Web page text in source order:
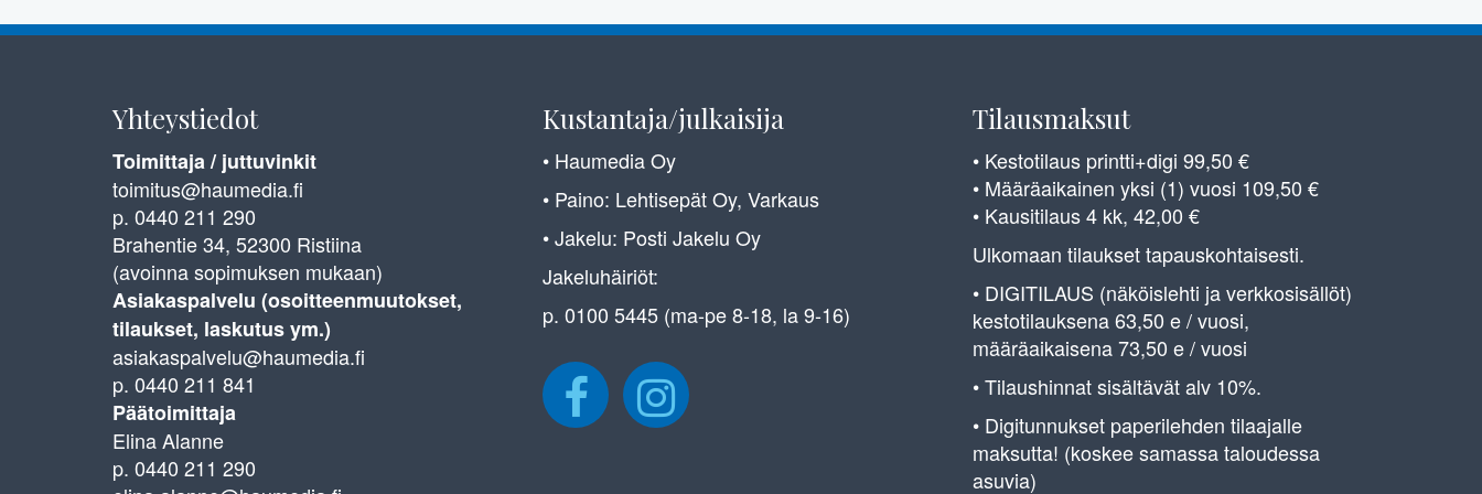
Yhteystiedot
Toimittaja / juttuvinkit
toimitus@haumedia.fi
p. 0440 211 290
Brahentie 34, 52300 Ristiina
(avoinna sopimuksen mukaan)
Asiakaspalvelu (osoitteenmuutokset,
tilaukset, laskutus ym.)
asiakaspalvelu@haumedia.fi
p. 0440 211 841
Päätoimittaja
Elina Alanne
p. 0440 211 290
Kustantaja/julkaisija
• Haumedia Oy
• Paino: Lehtisepät Oy, Varkaus
• Jakelu: Posti Jakelu Oy
Jakeluhäiriöt:
p. 0100 5445 (ma-pe 8-18, la 9-16)
Tilausmaksut
• Kestotilaus printti+digi 99,50 €
• Määräaikainen yksi (1) vuosi 109,50 €
• Kausitilaus 4 kk, 42,00 €
Ulkomaan tilaukset tapauskohtaisesti.
• DIGITILAUS (näköislehti ja verkkosisällöt)
kestotilauksena 63,50 e / vuosi,
määräaikaisena 73,50 e / vuosi
• Tilaushinnat sisältävät alv 10%.
• Digitunnukset paperilehden tilaajalle
maksutta! (koskee samassa taloudessa
asuvia)